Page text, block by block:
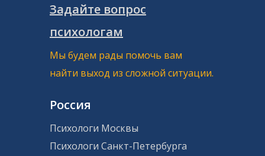
Задайте вопрос
психологам
Мы будем рады помочь вам
найти выход из сложной ситуации.
Россия
Психологи Москвы
Психологи Санкт-Петербурга